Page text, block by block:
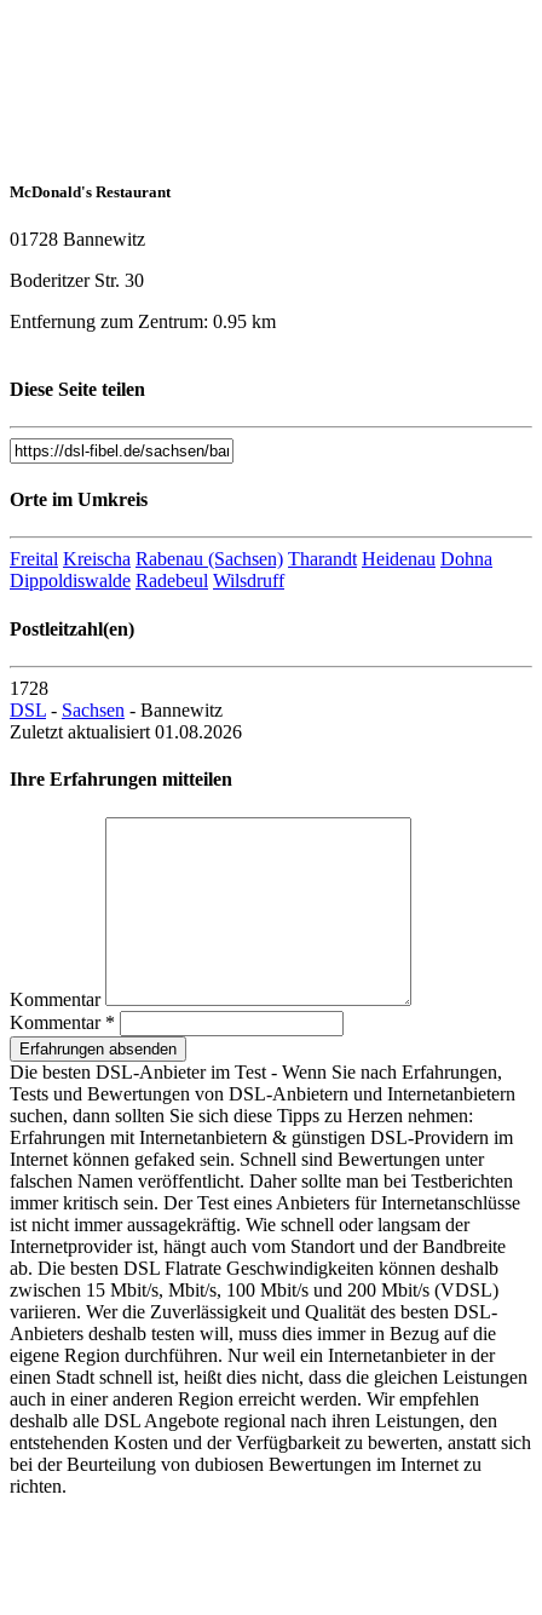
McDonald's Restaurant
01728 Bannewitz
Boderitzer Str. 30
Entfernung zum Zentrum: 0.95 km
Diese Seite teilen
Orte im Umkreis
Freital Kreischa Rabenau (Sachsen) Tharandt Heidenau Dohna
Dippoldiswalde Radebeul Wilsdruff
Postleitzahl(en)
1728
DSL - Sachsen - Bannewitz
Zuletzt aktualisiert 01.08.2026
Ihre Erfahrungen mitteilen
Kommentar
Kommentar *
Erfahrungen absenden
Die besten DSL-Anbieter im Test - Wenn Sie nach Erfahrungen,
Tests und Bewertungen von DSL-Anbietern und Internetanbietern
suchen, dann sollten Sie sich diese Tipps zu Herzen nehmen:
Erfahrungen mit Internetanbietern & günstigen DSL-Providern im
Internet können gefaked sein. Schnell sind Bewertungen unter
falschen Namen veröffentlicht. Daher sollte man bei Testberichten
immer kritisch sein. Der Test eines Anbieters für Internetanschlüsse
ist nicht immer aussagekräftig. Wie schnell oder langsam der
Internetprovider ist, hängt auch vom Standort und der Bandbreite
ab. Die besten DSL Flatrate Geschwindigkeiten können deshalb
zwischen 15 Mbit/s, Mbit/s, 100 Mbit/s und 200 Mbit/s (VDSL)
variieren. Wer die Zuverlässigkeit und Qualität des besten DSL-
Anbieters deshalb testen will, muss dies immer in Bezug auf die
eigene Region durchführen. Nur weil ein Internetanbieter in der
einen Stadt schnell ist, heißt dies nicht, dass die gleichen Leistungen
auch in einer anderen Region erreicht werden. Wir empfehlen
deshalb alle DSL Angebote regional nach ihren Leistungen, den
entstehenden Kosten und der Verfügbarkeit zu bewerten, anstatt sich
bei der Beurteilung von dubiosen Bewertungen im Internet zu
richten.